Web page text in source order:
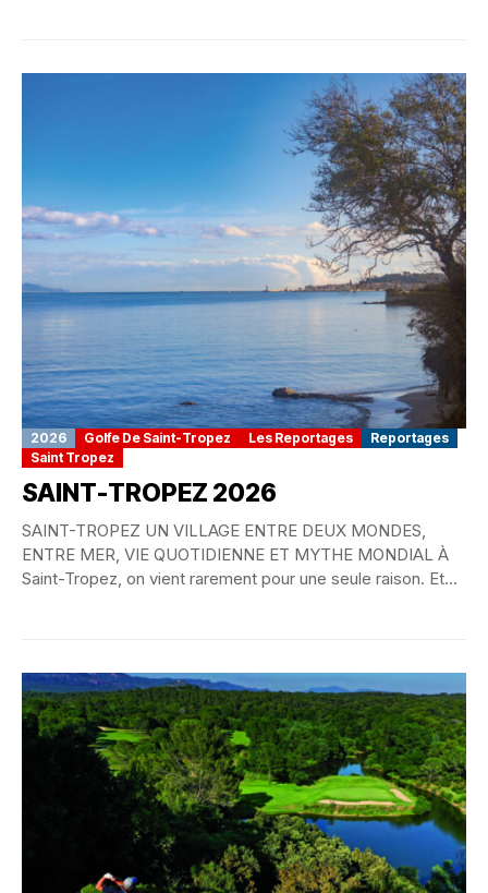
2026 Golfe De Saint-Tropez Les Reportages
Reportages
Saint Tropez
SAINT-TROPEZ 2026
SAINT-TROPEZ UN VILLAGE ENTRE DEUX MONDES,
ENTRE MER, VIE QUOTIDIENNE ET MYTHE MONDIAL À
Saint-Tropez, on vient rarement pour une seule raison. Et...